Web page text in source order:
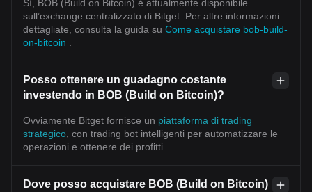
Sì, BOB (Build on Bitcoin) è attualmente disponibile
sull’exchange centralizzato di Bitget. Per altre informazioni
dettagliate, consulta la guida su Come acquistare bob-build-
on-bitcoin
Posso ottenere un guadagno costante
investendo in BOB (Build on Bitcoin)?
Ovviamente Bitget fornisce un piattaforma di trading
strategico , con trading bot intelligenti per automatizzare le
operazioni e ottenere dei profitti.
Dove posso acquistare BOB (Build on Bitcoin)